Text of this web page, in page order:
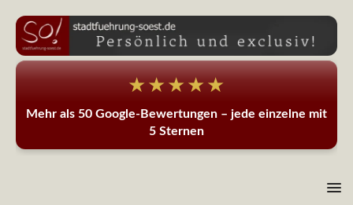
★★★★★
Mehr als 50 Google-Bewertungen – jede einzelne mit
5 Sternen